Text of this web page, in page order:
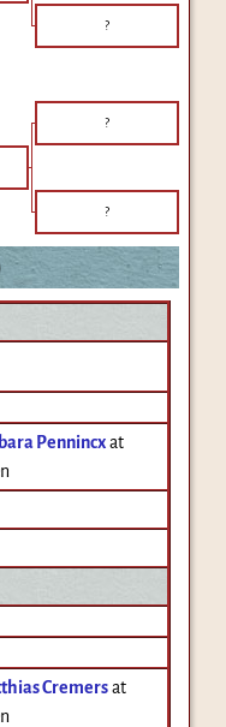
?
?
?
Pennincx at
Cremers at